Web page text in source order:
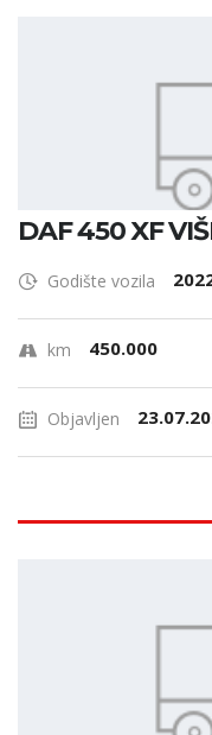
DAF 450 XF
Godište vozila
km 450.000
Objavljen